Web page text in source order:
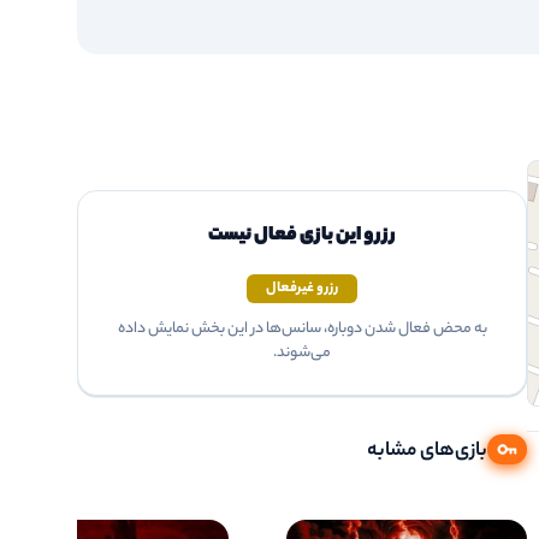
رزرو این بازی فعال نیست
رزرو غیرفعال
به محض فعال شدن دوباره، سانس‌ها در این بخش نمایش داده
می‌شوند.
بازی‌های مشابه